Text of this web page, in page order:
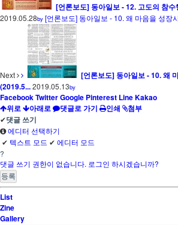
[언론보도] 동아일보 - 12. 고도의 참
2019.05.28by [언론보도] 동아일보 - 10. 왜 마음을 성장
Next
[언론보도] 동아일보 - 10. 왜
(2019.5...2019.05.13by
FacebookTwitterGoogle Pinterest LineKakao
위로
아래로 댓글로 가기 인쇄 첨부
✔댓글 쓰기
에디터 선택하기
✔ 텍스트 모드 ✔ 에디터 모드
?
댓글 쓰기 권한이 없습니다. 로그인 하시겠습니까?
List
Zine
Gallery